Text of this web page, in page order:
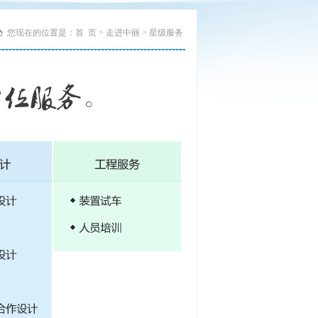
您现在的位置是：首 页 > 走进中丽 > 星级服务